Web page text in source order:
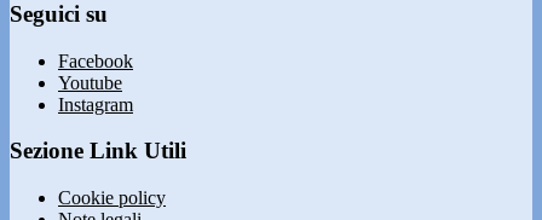
Seguici su
Facebook
Youtube
Instagram
Sezione Link Utili
Cookie policy